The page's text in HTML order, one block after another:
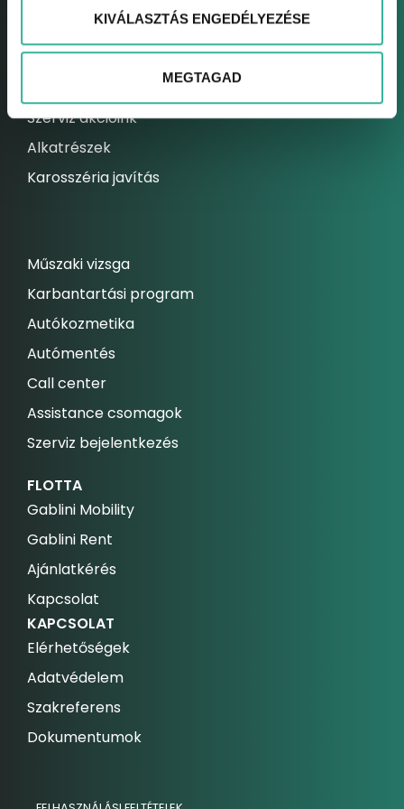
KIVÁLASZTÁS ENGEDÉLYEZÉSE
MEGTAGAD
Elektromos autó szerviz
Kárrendezési centrum
Állandó szolgáltatásaink
Szerviz akcióink
Alkatrészek
Karosszéria javítás
Műszaki vizsga
Karbantartási program
Autókozmetika
Autómentés
Call center
Assistance csomagok
Szerviz bejelentkezés
FLOTTA
Gablini Mobility
Gablini Rent
Ajánlatkérés
Kapcsolat
KAPCSOLAT
Elérhetőségek
Adatvédelem
Szakreferens
Dokumentumok